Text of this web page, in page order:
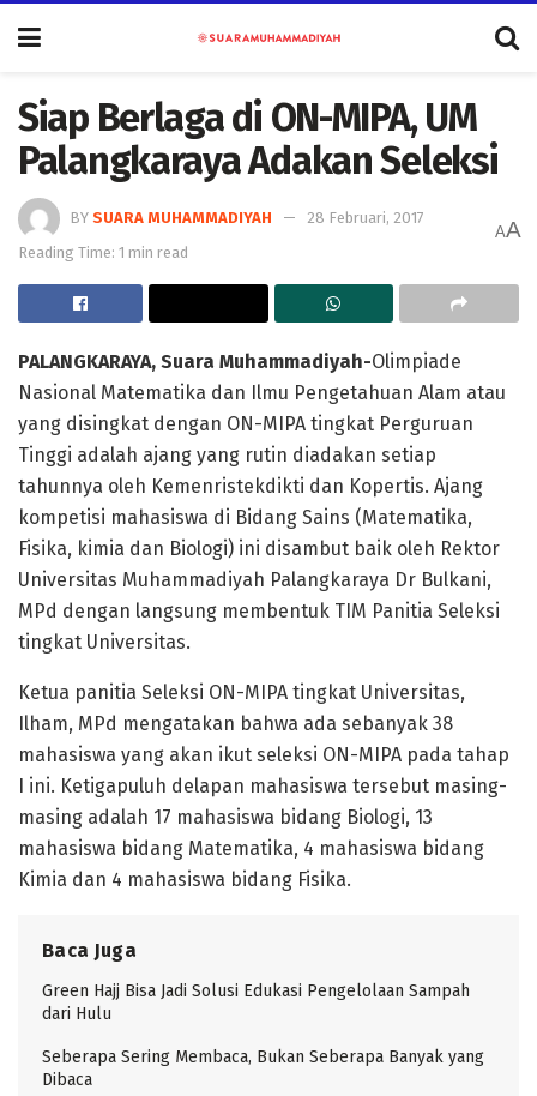
Siap Berlaga di ON-MIPA, UM
Palangkaraya Adakan Seleksi
BY SUARA MUHAMMADIYAH
28 Februari, 2017
Reading Time: 1 min read
AA
PALANGKARAYA, Suara Muhammadiyah-Olimpiade
Nasional Matematika dan Ilmu Pengetahuan Alam atau
yang disingkat dengan ON-MIPA tingkat Perguruan
Tinggi adalah ajang yang rutin diadakan setiap
tahunnya oleh Kemenristekdikti dan Kopertis. Ajang
kompetisi mahasiswa di Bidang Sains (Matematika,
Fisika, kimia dan Biologi) ini disambut baik oleh Rektor
Universitas Muhammadiyah Palangkaraya Dr Bulkani,
MPd dengan langsung membentuk TIM Panitia Seleksi
tingkat Universitas.
Ketua panitia Seleksi ON-MIPA tingkat Universitas,
Ilham, MPd mengatakan bahwa ada sebanyak 38
mahasiswa yang akan ikut seleksi ON-MIPA pada tahap
I ini. Ketigapuluh delapan mahasiswa tersebut masing-
masing adalah 17 mahasiswa bidang Biologi, 13
mahasiswa bidang Matematika, 4 mahasiswa bidang
Kimia dan 4 mahasiswa bidang Fisika.
Baca Juga
Green Hajj Bisa Jadi Solusi Edukasi Pengelolaan Sampah
dari Hulu
Seberapa Sering Membaca, Bukan Seberapa Banyak yang
Dibaca